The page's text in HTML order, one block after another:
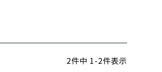
2件中 1-2件表示